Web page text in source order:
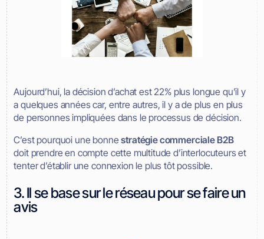
Aujourd’hui, la décision d’achat est 22% plus longue qu’il y
a quelques années car, entre autres, il y a de plus en plus
de personnes impliquées dans le processus de décision.
C’est pourquoi une bonnestratégie commerciale B2B
doit prendre en compte cette multitude d’interlocuteurs et
tenter d’établir une connexion le plus tôt possible.
3. Il se base sur le réseau pour se faire un
avis